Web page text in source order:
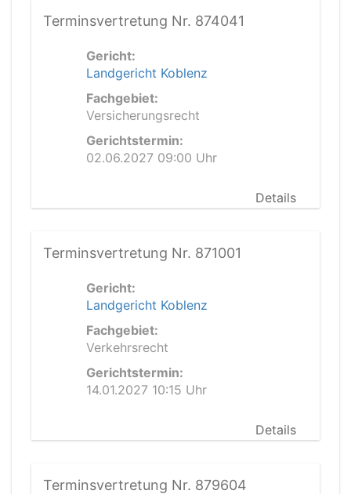
Terminsvertretung Nr. 874041
Gericht:
Landgericht Koblenz
Fachgebiet:
Versicherungsrecht
Gerichtstermin:
02.06.2027 09:00 Uhr
Details
Terminsvertretung Nr. 871001
Gericht:
Landgericht Koblenz
Fachgebiet:
Verkehrsrecht
Gerichtstermin:
14.01.2027 10:15 Uhr
Details
Terminsvertretung Nr. 879604